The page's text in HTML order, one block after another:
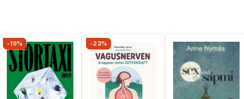
-19% -23%